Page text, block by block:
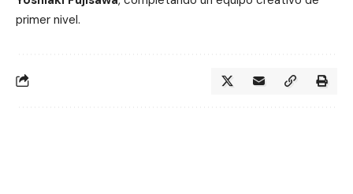
primer nivel.